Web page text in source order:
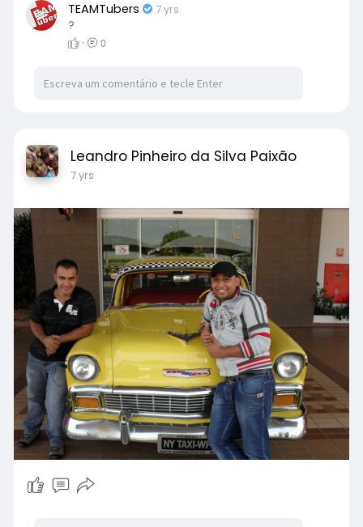
TEAMTubers 7 yrs
?
· 0
Leandro Pinheiro da Silva Paixão
7 yrs